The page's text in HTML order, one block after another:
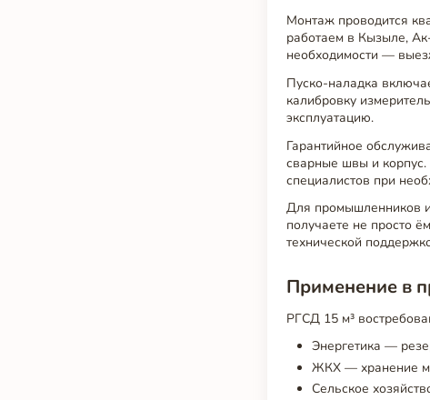
Монтаж проводится
работаем в Кызыле,
необходимости —
Пуско-наладка
калибровку
эксплуатацию.
Гарантийное
сварные швы и корпус.
специалистов при
Для промышленников
получаете не просто
технической
Применение в
РГСД 15 м³
Энергетика —
ЖКХ — хранение
Сельское